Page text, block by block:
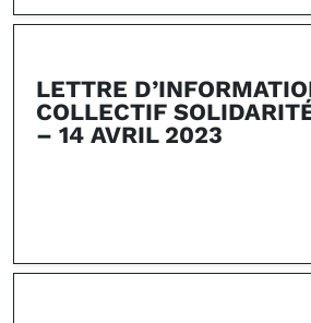
LETTRE
COLLECTIF
– 14 AVRIL 2023